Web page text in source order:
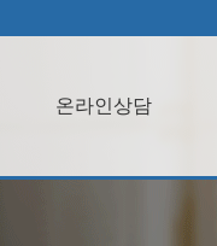
온라인상담